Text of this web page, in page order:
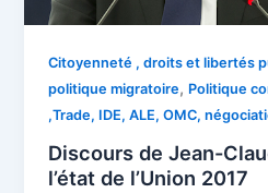
Citoyenneté , droits et libertés
politique migratoire, Politique
,Trade, IDE, ALE, OMC,
Discours de Jean-
l’état de l’Union 2017